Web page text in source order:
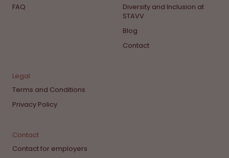
FAQ
Diversity and Inclusion at
STAVV
Blog
Contact
Legal
Terms and Conditions
Privacy Policy
Contact
Contact for employers